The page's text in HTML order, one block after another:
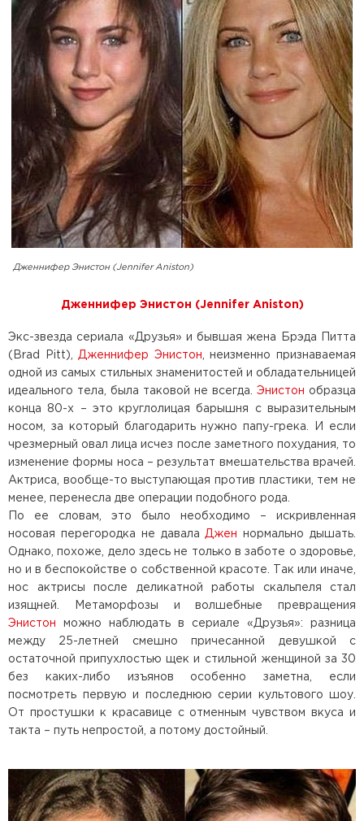
Дженнифер Энистон (Jennifer Aniston)
Дженнифер Энистон (Jennifer Aniston)
Экс-звезда сериала «Друзья» и бывшая жена Брэда Питта
(Brad Pitt), Дженнифер Энистон , неизменно признаваемая
одной из самых стильных знаменитостей и обладательницей
идеального тела, была таковой не всегда. Энистон образца
конца 80-х – это круглолицая барышня с выразительным
носом, за который благодарить нужно папу-грека. И если
чрезмерный овал лица исчез после заметного похудания, то
изменение формы носа – результат вмешательства врачей.
Актриса, вообще-то выступающая против пластики, тем не
менее, перенесла две операции подобного рода.
По ее словам, это было необходимо – искривленная
носовая перегородка не давала Джен
нормально дышать.
Однако, похоже, дело здесь не только в заботе о здоровье,
но и в беспокойстве о собственной красоте. Так или иначе,
нос актрисы после деликатной работы скальпеля стал
изящней. Метаморфозы и волшебные превращения
Энистон можно наблюдать в сериале «Друзья»: разница
между 25-летней смешно причесанной девушкой с
остаточной припухлостью щек и стильной женщиной за 30
без каких-либо изъянов особенно заметна, если
посмотреть первую и последнюю серии культового шоу.
От простушки к красавице с отменным чувством вкуса и
такта – путь непростой, а потому достойный.